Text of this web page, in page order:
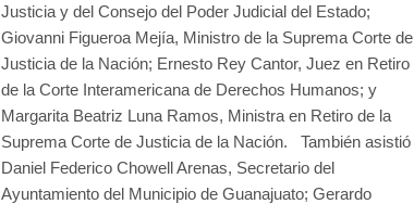
Justicia y del Consejo del Poder Judicial del Estado;
Giovanni Figueroa Mejía, Ministro de la Suprema Corte de
Justicia de la Nación; Ernesto Rey Cantor, Juez en Retiro
de la Corte Interamericana de Derechos Humanos; y
Margarita Beatriz Luna Ramos, Ministra en Retiro de la
Suprema Corte de Justicia de la Nación. También asistió
Daniel Federico Chowell Arenas, Secretario del
Ayuntamiento del Municipio de Guanajuato; Gerardo